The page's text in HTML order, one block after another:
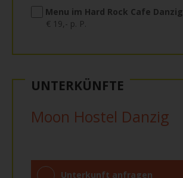
Menu im Hard Rock Cafe Danzig
€ 19,- p. P.
UNTERKÜNFTE
Moon Hostel Danzig
Unterkunft anfragen